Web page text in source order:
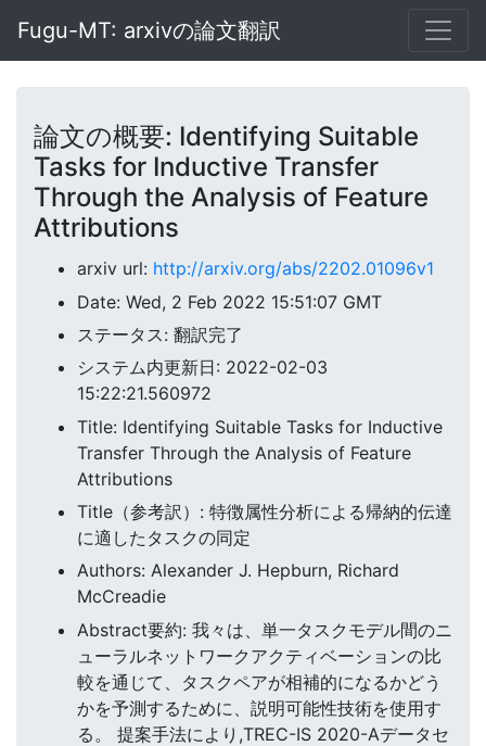
Fugu-MT: arxivの論文翻訳
論文の概要: Identifying Suitable
Tasks for Inductive Transfer
Through the Analysis of Feature
Attributions
arxiv url: http://arxiv.org/abs/2202.01096v1
Date: Wed, 2 Feb 2022 15:51:07 GMT
ステータス: 翻訳完了
システム内更新日: 2022-02-03
15:22:21.560972
Title: Identifying Suitable Tasks for Inductive
Transfer Through the Analysis of Feature
Attributions
Title（参考訳）: 特徴属性分析による帰納的伝達
に適したタスクの同定
Authors: Alexander J. Hepburn, Richard
McCreadie
Abstract要約: 我々は、単一タスクモデル間のニ
ューラルネットワークアクティベーションの比
較を通じて、タスクペアが相補的になるかどう
かを予測するために、説明可能性技術を使用す
る。 提案手法により,TREC-IS 2020-Aデータセ